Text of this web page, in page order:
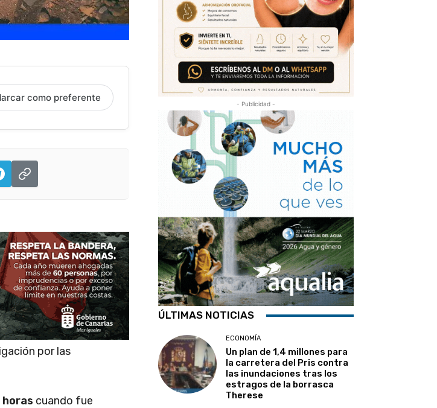
como preferente
por las
horas cuando fue
- Publicidad -
ÚLTIMAS NOTICIAS
ECONOMÍA
Un plan de 1,4 millones para
la carretera del Pris contra
las inundaciones tras los
estragos de la borrasca
Therese